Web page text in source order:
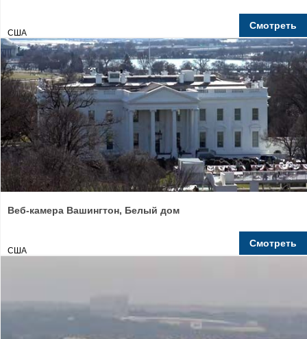
США
Смотреть
Веб-камера Вашингтон, Белый дом
США
Смотреть